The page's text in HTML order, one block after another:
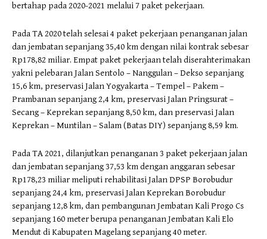
bertahap pada 2020-2021 melalui 7 paket pekerjaan.
Pada TA 2020 telah selesai 4 paket pekerjaan penanganan jalan
dan jembatan sepanjang 35,40 km dengan nilai kontrak sebesar
Rp178,82 miliar. Empat paket pekerjaan telah diserahterimakan
yakni pelebaran Jalan Sentolo – Nanggulan – Dekso sepanjang
15,6 km, preservasi Jalan Yogyakarta – Tempel – Pakem –
Prambanan sepanjang 2,4 km, preservasi Jalan Pringsurat –
Secang – Keprekan sepanjang 8,50 km, dan preservasi Jalan
Keprekan – Muntilan – Salam (Batas DIY) sepanjang 8,59 km.
Pada TA 2021, dilanjutkan penanganan 3 paket pekerjaan jalan
dan jembatan sepanjang 37,53 km dengan anggaran sebesar
Rp178,23 miliar meliputi rehabilitasi Jalan DPSP Borobudur
sepanjang 24,4 km, preservasi Jalan Keprekan Borobudur
sepanjang 12,8 km, dan pembangunan Jembatan Kali Progo Cs
sepanjang 160 meter berupa penanganan Jembatan Kali Elo
Mendut di Kabupaten Magelang sepanjang 40 meter.